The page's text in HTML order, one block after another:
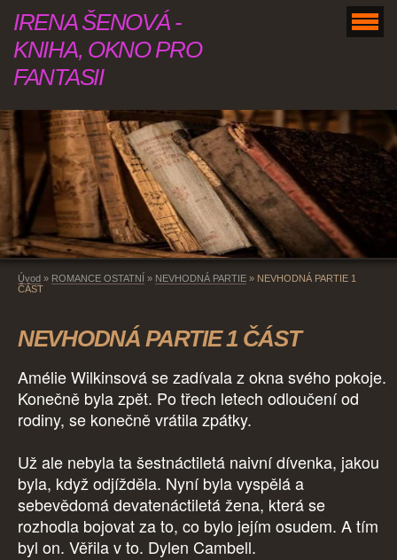
IRENA ŠENOVÁ -
KNIHA, OKNO PRO
FANTASII
Úvod » ROMANCE OSTATNÍ » NEVHODNÁ PARTIE » NEVHODNÁ PARTIE 1
ČÁST
NEVHODNÁ PARTIE 1 ČÁST
Amélie Wilkinsová se zadívala z okna svého pokoje.
Konečně byla zpět. Po třech letech odloučení od
rodiny, se konečně vrátila zpátky.
Už ale nebyla ta šestnáctiletá naivní dívenka, jakou
byla, když odjížděla. Nyní byla vyspělá a
sebevědomá devatenáctiletá žena, která se
rozhodla bojovat za to, co bylo jejím osudem. A tím
byl on. Věřila v to. Dylen Cambell.